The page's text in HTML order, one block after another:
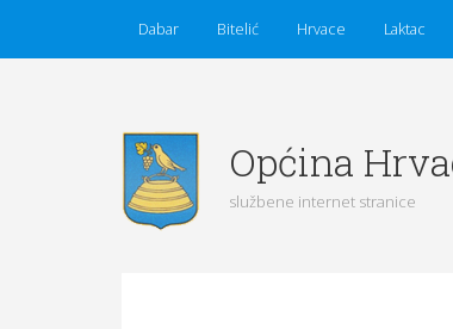
Dabar Bitelić Hrvace Laktac
Općina
službene internet stranice